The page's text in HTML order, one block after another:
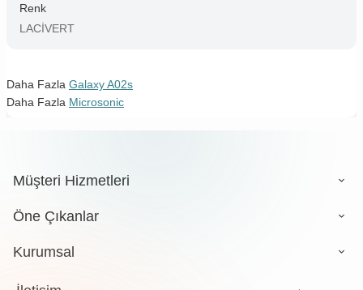
Renk
LACİVERT
Daha Fazla Galaxy A02s
Daha Fazla Microsonic
Müşteri Hizmetleri
Öne Çıkanlar
Kurumsal